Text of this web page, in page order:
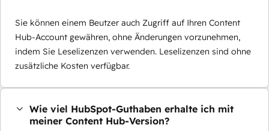
Sie können einem Beutzer auch Zugriff auf Ihren Content
Hub-Account gewähren, ohne Änderungen vorzunehmen,
indem Sie Leselizenzen verwenden. Leselizenzen sind ohne
zusätzliche Kosten verfügbar.
Wie viel HubSpot-Guthaben erhalte ich mit
meiner Content Hub-Version?